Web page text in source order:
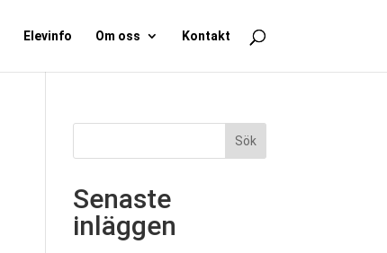
Elevinfo Om oss Kontakt
Senaste
inläggen